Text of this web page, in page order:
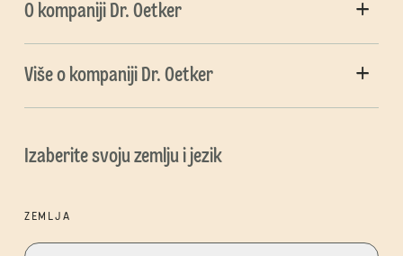
O kompaniji Dr. Oetker
Više o kompaniji Dr. Oetker
Izaberite svoju zemlju i jezik
ZEMLJA